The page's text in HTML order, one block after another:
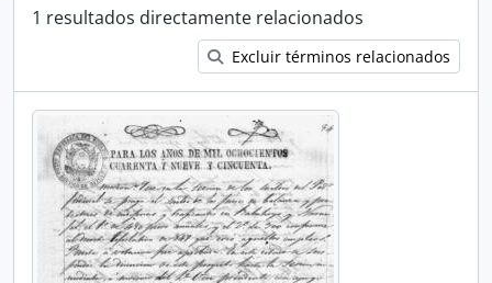
1 resultados directamente relacionados
Excluir términos relacionados